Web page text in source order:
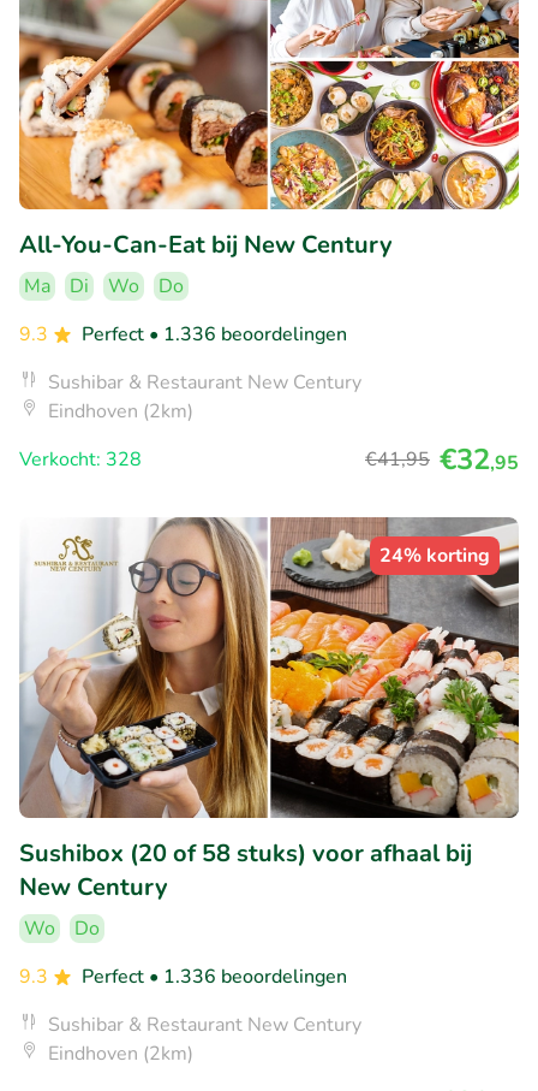
All-You-Can-Eat bij New Century
Ma Di Wo
Do
9.3
Perfect • 1.336 beoordelingen
Sushibar & Restaurant New Century
Eindhoven (2km)
Verkocht: 328
€41,95 €32,95
24% korting
Sushibox (20 of 58 stuks) voor afhaal bij
New Century
Wo
Do
9.3
Perfect • 1.336 beoordelingen
Sushibar & Restaurant New Century
Eindhoven (2km)